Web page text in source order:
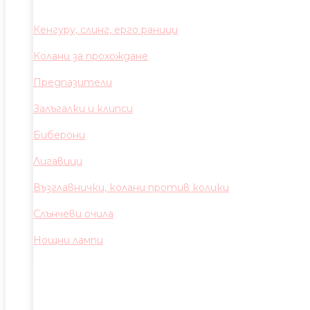
Кенгуру, слинг, ерго раници
Колани за прохождане
Предпазители
Залъгалки и клипси
Биберони
Лигавици
Възглавнички, колани против колики
Слънчеви очила
Нощни лампи